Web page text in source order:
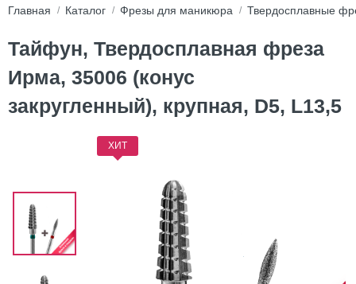
Главная Каталог Фрезы для маникюра Твердосплавные
Тайфун, Твердосплавная фреза
Ирма, 35006 (конус
закругленный), крупная, D5, L13,5
ХИТ